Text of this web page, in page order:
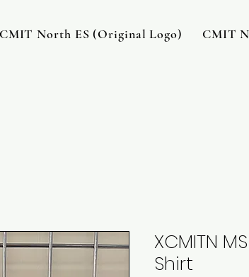
CMIT North ES (Original Logo) CMIT
XCMITN
Shirt